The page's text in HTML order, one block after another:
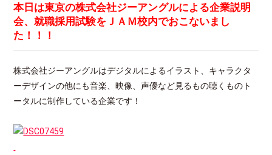
本日は東京の株式会社ジーアングルによる企業説明
会、就職採用試験をＪＡＭ校内でおこないまし
た！！！
株式会社ジーアングルはデジタルによるイラスト、キャラクタ
ーデザインの他にも音楽、映像、声優など見るもの聴くものト
ータルに制作している企業です！